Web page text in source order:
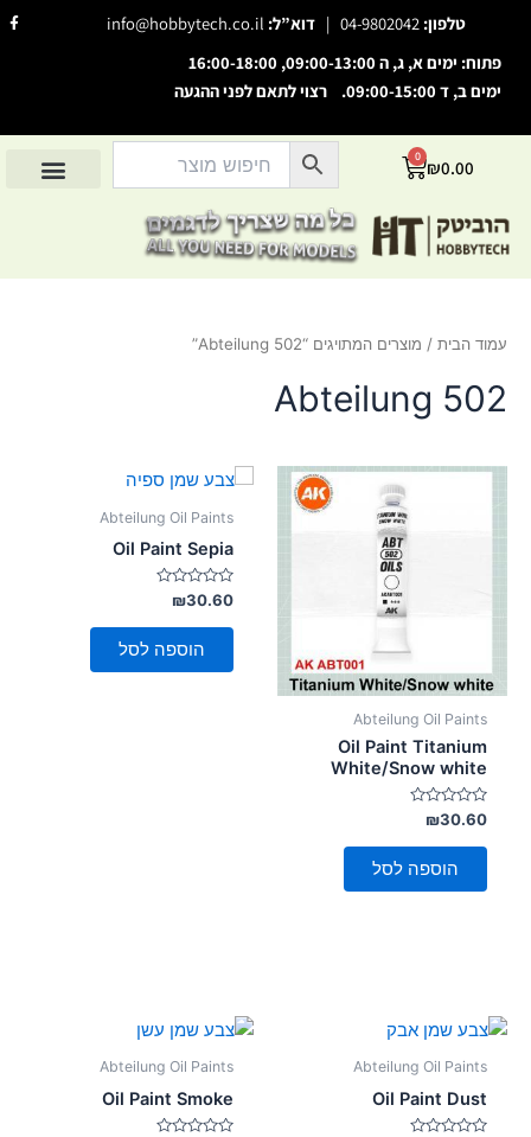
visibility_off השבת את ההבזקים
סמן כותרות
צבע רקע
zoom_out זום (הקטנה)
זום (הגדלה)
add_circle_outline הגדלת גופן
spellcheck גופן קריא
brightness_low ניגודיות כהה
הוסף קו תחתון לקישורים
סמן קישורים
לאפס
האפשרויות
טלפון: 04-9802042
| דוא”ל: info@hobbytech.co.il
F
a
פתוח: ימים א, ג, ה 09:00-13:00, 16:00-18:00
ימים ב, ד 09:00-15:00. רצוי לתאם לפני ההגעה
₪0.00
0
עגלת
עמוד הבית / מוצרים המתויגים “Abteilung 502”
Abteilung 502
Abteilung Oil Paints
Oil Paint Titanium
White/Snow white
דורג
0
מתוך
₪30.60
הוספה לסל
Abteilung Oil Paints
Oil Paint Sepia
דורג
0
מתוך
₪30.60
הוספה לסל
Abteilung Oil Paints
Oil Paint Dust
Abteilung Oil Paints
Oil Paint Smoke